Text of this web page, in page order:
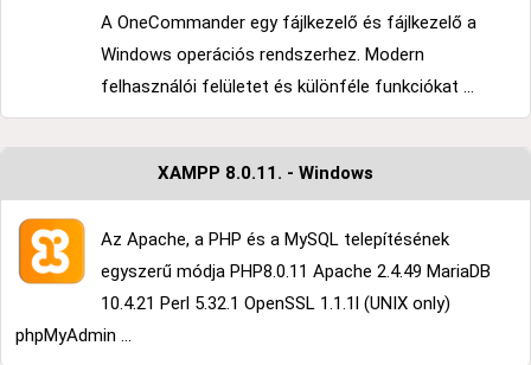
A OneCommander egy fájlkezelő és fájlkezelő a
Windows operációs rendszerhez. Modern
felhasználói felületet és különféle funkciókat ...
XAMPP 8.0.11. - Windows
Az Apache, a PHP és a MySQL telepítésének
egyszerű módja PHP8.0.11 Apache 2.4.49 MariaDB
10.4.21 Perl 5.32.1 OpenSSL 1.1.1l (UNIX only)
phpMyAdmin ...